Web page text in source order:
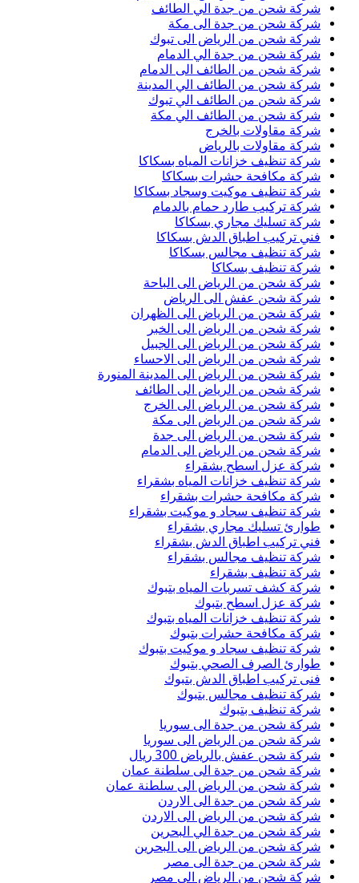
شركة شحن من جدة الي الطائف
شركة شحن من جدة الى مكة
شركة شحن من الرياض الى تبوك
شركة شحن من جدة الي الدمام
شركة شحن من الطائف الى الدمام
شركة شحن من الطائف الي المدينة
شركة شحن من الطائف الي تبوك
شركة شحن من الطائف الي مكة
شركة مقاولات بالخرج
شركة مقاولات بالرياض
شركة تنظيف خزانات المياه بسكاكا
شركة مكافحة حشرات بسكاكا
شركة تنظيف موكيت وسجاد بسكاكا
شركة تركيب طارد حمام بالدمام
شركة تسليك مجاري بسكاكا
فني تركيب اطباق الدش بسكاكا
شركة تنظيف مجالس بسكاكا
شركة تنظيف بسكاكا
شركة شحن من الرياض الى الباحة
شركة شحن عفش الى الرياض
شركة شحن من الرياض الى الظهران
شركة شحن من الرياض الى الخبر
شركة شحن من الرياض الى الجبيل
شركة شحن من الرياض الى الاحساء
شركة شحن من الرياض الى المدينة المنورة
شركة شحن من الرياض الى الطائف
شركة شحن من الرياض الى الخرج
شركة شحن من الرياض الى مكة
شركة شحن من الرياض الى جدة
شركة شحن من الرياض الى الدمام
شركة عزل اسطح بشقراء
شركة تنظيف خزانات المياه بشقراء
شركة مكافحة حشرات بشقراء
شركة تنظيف سجاد و موكيت بشقراء
طوارئ تسليك مجاري بشقراء
فني تركيب اطباق الدش بشقراء
شركة تنظيف مجالس بشقراء
شركة تنظيف بشقراء
شركة كشف تسربات المياه بتبوك
شركة عزل اسطح بتبوك
شركة تنظيف خزانات المياه بتبوك
شركة مكافحة حشرات بتبوك
شركة تنظيف سجاد و موكيت بتبوك
طوارئ الصرف الصحي بتبوك
فنى تركيب اطباق الدش بتبوك
شركة تنظيف مجالس بتبوك
شركة تنظيف بتبوك
شركة شحن من جدة الى سوريا
شركة شحن من الرياض الى سوريا
شركة شحن عفش بالرياض 300 ريال
شركة شحن من جدة الى سلطنة عمان
شركة شحن من الرياض الى سلطنة عمان
شركة شحن من جدة الى الاردن
شركة شحن من الرياض الى الاردن
شركة شحن من جدة الي البحرين
شركة شحن من الرياض الى البحرين
شركة شحن من جدة الى مصر
شركة شحن من الرياض الى مصر